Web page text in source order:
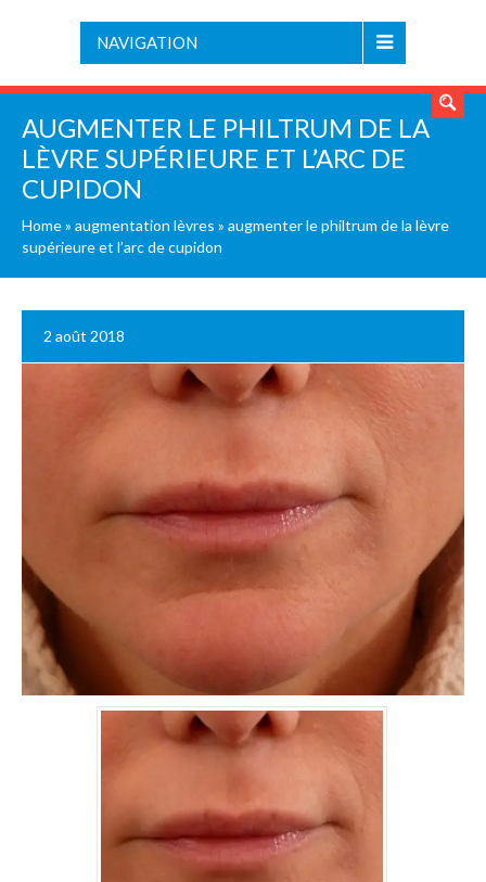
NAVIGATION
AUGMENTER LE PHILTRUM DE LA
LÈVRE SUPÉRIEURE ET L’ARC DE
CUPIDON
Home» augmentation lèvres » augmenter le philtrum de la lèvre
supérieure et l’arc de cupidon
2 août 2018